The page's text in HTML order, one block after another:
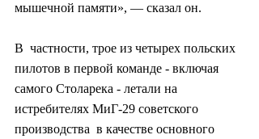
мышечной памяти», — сказал он.
В  частности, трое из четырех польских
пилотов в первой команде - включая
самого Столарека - летали на
истребителях МиГ-29 советского
производства  в качестве основного